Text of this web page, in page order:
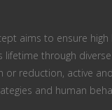
aims to ensure
lifetime through
or reduction, active
and human